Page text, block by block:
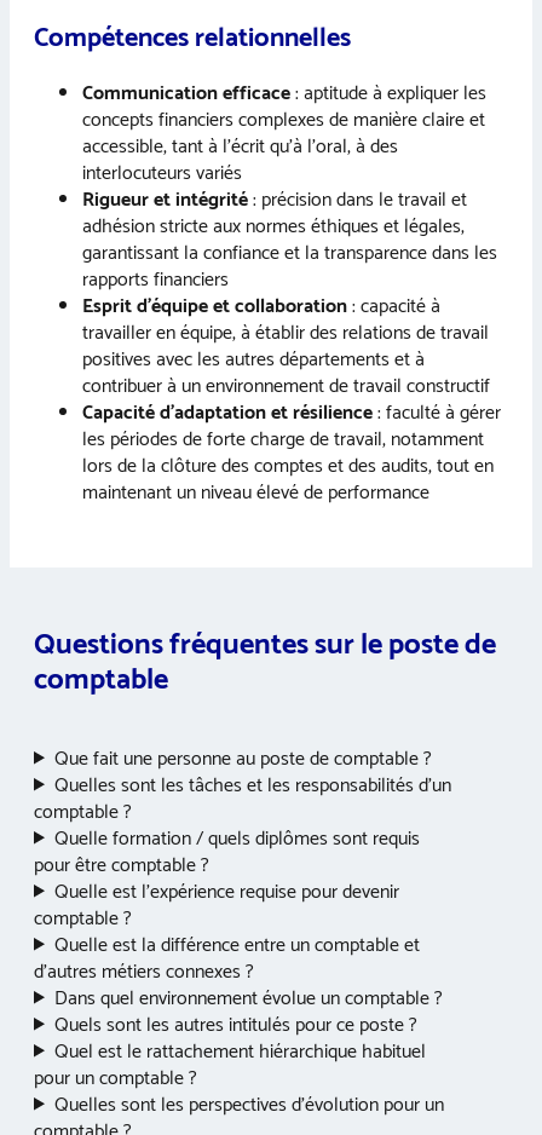
Compétences relationnelles
Communication efficace: aptitude à expliquer les
concepts financiers complexes de manière claire et
accessible, tant à l’écrit qu’à l’oral, à des
interlocuteurs variés
Rigueur et intégrité: précision dans le travail et
adhésion stricte aux normes éthiques et légales,
garantissant la confiance et la transparence dans les
rapports financiers
Esprit d’équipe et collaboration: capacité à
travailler en équipe, à établir des relations de travail
positives avec les autres départements et à
contribuer à un environnement de travail constructif
Capacité d’adaptation et résilience: faculté à gérer
les périodes de forte charge de travail, notamment
lors de la clôture des comptes et des audits, tout en
maintenant un niveau élevé de performance
Questions fréquentes sur le poste de
comptable
Que fait une personne au poste de comptable ?
Quelles sont les tâches et les responsabilités d’un
comptable ?
Quelle formation / quels diplômes sont requis
pour être comptable ?
Quelle est l’expérience requise pour devenir
comptable ?
Quelle est la différence entre un comptable et
d’autres métiers connexes ?
Dans quel environnement évolue un comptable ?
Quels sont les autres intitulés pour ce poste ?
Quel est le rattachement hiérarchique habituel
pour un comptable ?
Quelles sont les perspectives d’évolution pour un